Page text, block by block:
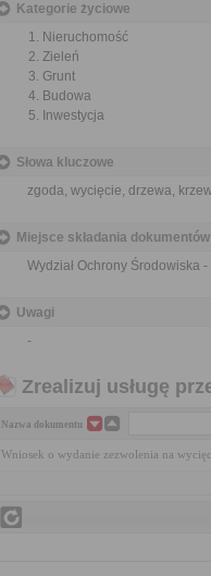
Kategorie życiowe
Nieruchomość
Zieleń
Grunt
Budowa
Inwestycja
Słowa kluczowe
zgoda, wycięcie, drzewa,
Miejsce składania dokumentów
Wydział Ochrony Środowiska
Uwagi
-
Zrealizuj usługę
Nazwa dokumentu
Wniosek o wydanie zezwolenia na